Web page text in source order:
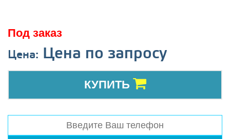
Под заказ
Цена: Цена по запросу
КУПИТЬ